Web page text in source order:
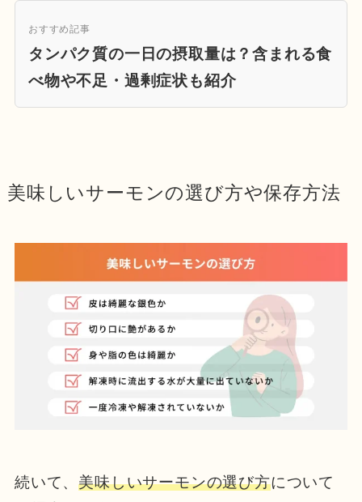
おすすめ記事
タンパク質の一日の摂取量は？含まれる食
べ物や不足・過剰症状も紹介
美味しいサーモンの選び方や保存方法
続いて、美味しいサーモンの選び方について